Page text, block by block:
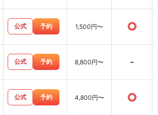
公式 予約 1,500円〜 ○
公式 予約 8,800円〜 -
公式 予約 4,800円〜 ○